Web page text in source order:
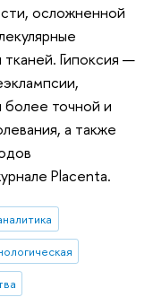
осложненной
Гипоксия —
более точной и
а также
Placenta.